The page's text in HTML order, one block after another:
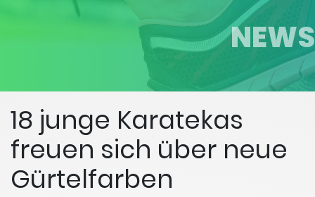
NEWS
18 junge Karatekas
freuen sich über neue
Gürtelfarben